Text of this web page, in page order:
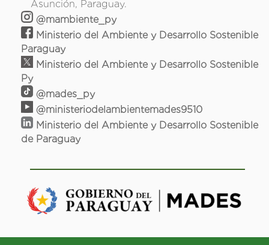
Asunción, Paraguay.
@mambiente_py
Ministerio del Ambiente y Desarrollo Sostenible
Paraguay
Ministerio del Ambiente y Desarrollo Sostenible
Py
@mades_py
@ministeriodelambientemades9510
Ministerio del Ambiente y Desarrollo Sostenible
de Paraguay